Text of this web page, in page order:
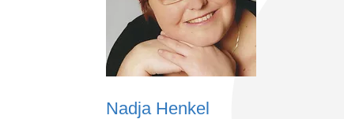
Nadja Henkel